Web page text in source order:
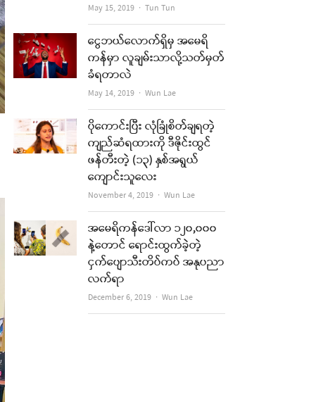
May 15, 2019 Author
Tun Tun
ငွေဘယ်လောက်ရှိမှ အမေရိ
ကန်မှာ လူချမ်းသာလို့သတ်မှတ်
ခံရတာလဲ
May 14, 2019 Author
Wun Lae
ပိုကောင်းပြီး လုံခြုံစိတ်ချရတဲ့
ကျည်ဆံရထားကို ဒီဇိုင်းထွင်
ဖန်တီးတဲ့ (၁၃) နှစ်အရွယ်
ကျောင်းသူလေး
November 4, 2019 Author
Wun Lae
အမေရိကန်ဒေါ်လာ ၁၂၀,၀၀၀
နဲ့တောင် ရောင်းထွက်ခဲ့တဲ့
ငှက်ပျောသီးတိပ်ကပ် အနုပညာ
လက်ရာ
December 6, 2019 Author
Wun Lae